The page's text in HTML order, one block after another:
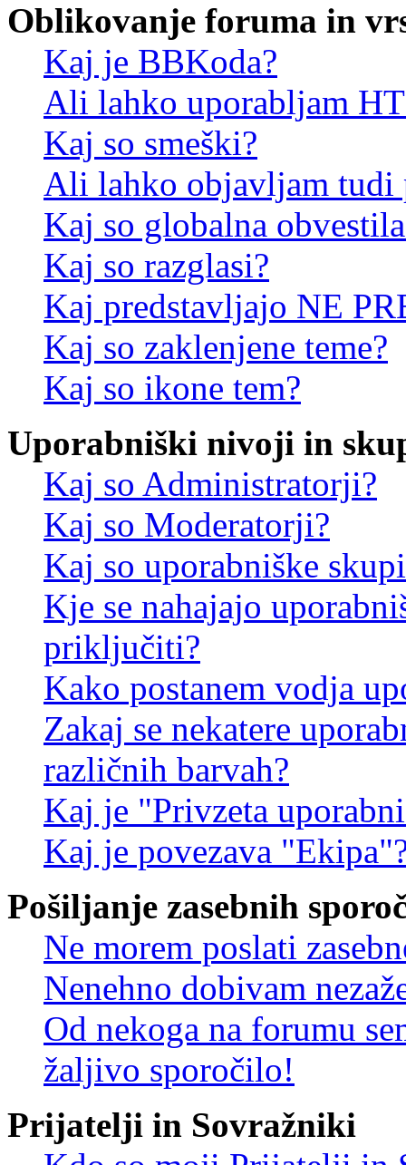
Oblikovanje foruma in
Kaj je BBKoda?
Ali lahko uporabljam
Kaj so smeški?
Ali lahko objavljam tudi
Kaj so globalna
Kaj so razglasi?
Kaj predstavljajo NE
Kaj so zaklenjene teme?
Kaj so ikone tem?
Uporabniški nivoji in
Kaj so Administratorji?
Kaj so Moderatorji?
Kaj so uporabniške
Kje se nahajajo
priključiti?
Kako postanem vodja
Zakaj se nekatere
različnih barvah?
Kaj je "Privzeta
Kaj je povezava
Pošiljanje zasebnih
Ne morem poslati
Nenehno dobivam
Od nekoga na forumu
žaljivo sporočilo!
Prijatelji in Sovražniki